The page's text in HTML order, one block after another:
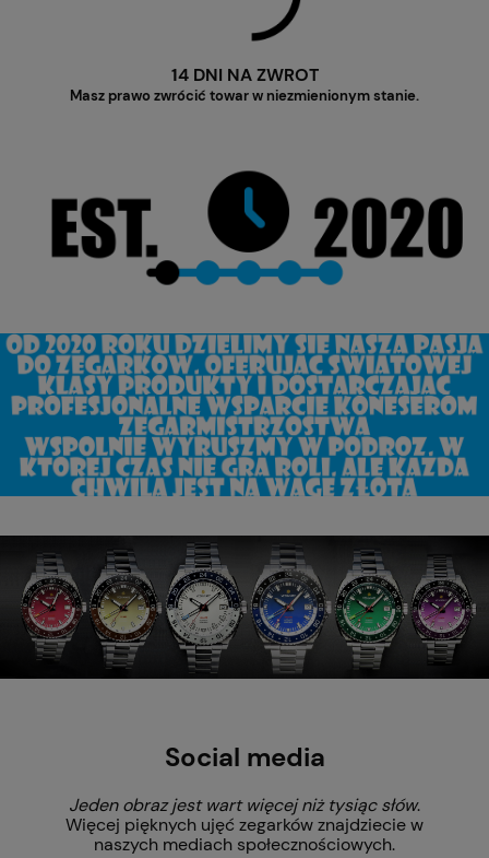
14 DNI NA ZWROT
Masz prawo zwrócić towar w niezmienionym stanie.
Social media
Jeden obraz jest wart więcej niż tysiąc słów.
Więcej pięknych ujęć zegarków znajdziecie w
naszych mediach społecznościowych.